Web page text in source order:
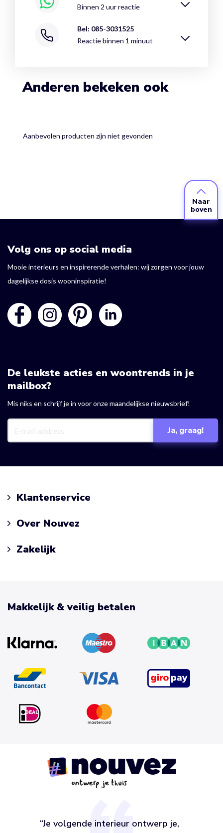
Binnen 2 uur reactie
Bel: 085-3031525
Reactie binnen 1 minuut
Anderen bekeken ook
Aanbevolen producten zijn niet gevonden
Naar
boven
Volg ons op social media
Mooie interieurs en inspirerende verhalen: wij zorgen voor jouw
dagelijkse dosis wooninspiratie!
De leukste acties en woontrends in je
mailbox?
Mis niks en schrijf je in voor onze maandelijkse nieuwsbrief!
Klantenservice
Over Nouvez
Zakelijk
“Je volgende interieur ontwerp je,
Makkelijk & veilig betalen